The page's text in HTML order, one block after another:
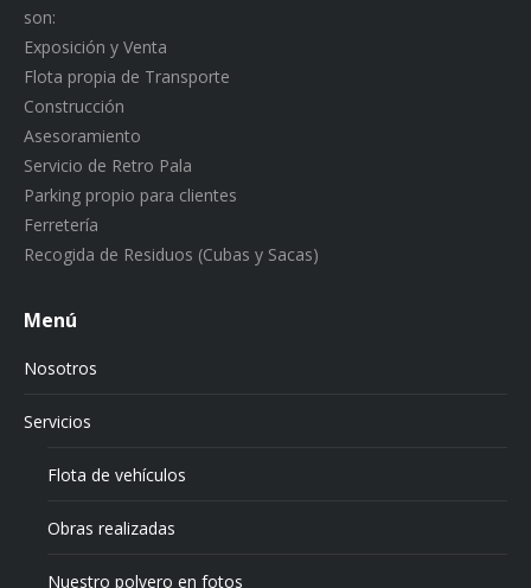
son:
Exposición y Venta
Flota propia de Transporte
Construcción
Asesoramiento
Servicio de Retro Pala
Parking propio para clientes
Ferretería
Recogida de Residuos (Cubas y Sacas)
Menú
Nosotros
Servicios
Flota de vehículos
Obras realizadas
Nuestro polvero en fotos